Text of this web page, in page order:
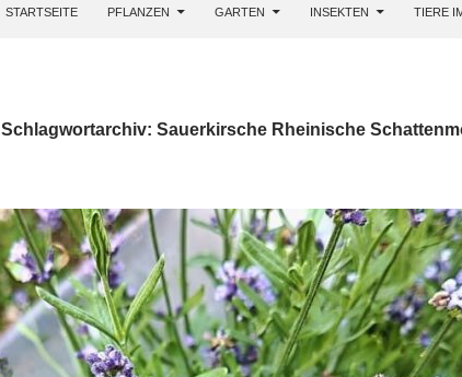
STARTSEITE PFLANZEN GARTEN INSEKTEN TIERE
Schlagwortarchiv: Sauerkirsche Rheinische